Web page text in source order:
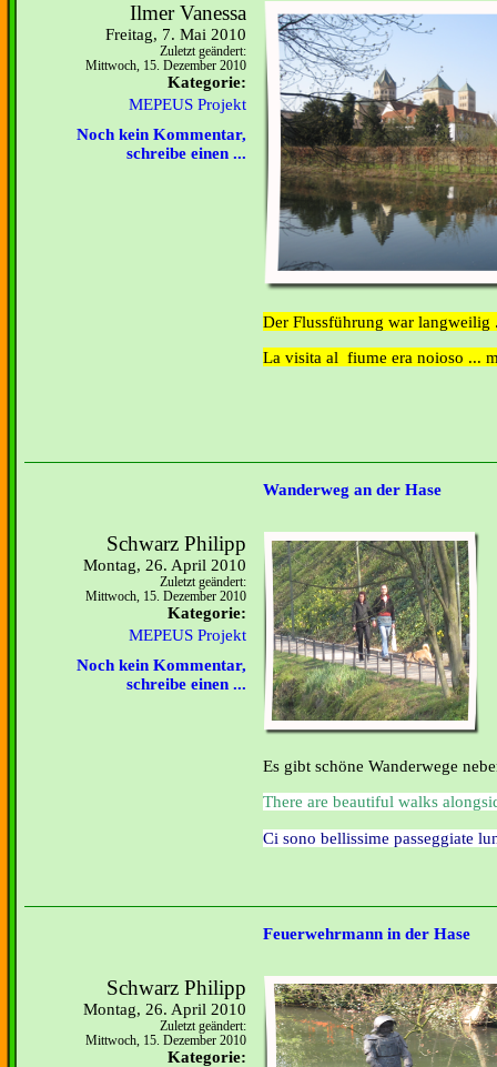
Ilmer Vanessa
Freitag, 7. Mai 2010
Zuletzt geändert:
Mittwoch, 15. Dezember 2010
Kategorie:
MEPEUS Projekt
Noch kein Kommentar,
schreibe einen ...
Der Flussführung war langweilig
La visita al fiume era noioso ...
Wanderweg an der Hase
Schwarz Philipp
Montag, 26. April 2010
Zuletzt geändert:
Mittwoch, 15. Dezember 2010
Kategorie:
MEPEUS Projekt
Noch kein Kommentar,
schreibe einen ...
Es gibt schöne Wanderwege
There are beautiful walks
Ci sono bellissime passeggiate
Feuerwehrmann in der Hase
Schwarz Philipp
Montag, 26. April 2010
Zuletzt geändert:
Mittwoch, 15. Dezember 2010
Kategorie: